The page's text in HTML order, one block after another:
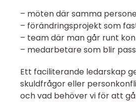
– möten där samma
– förändringsprojekt som
– team där man går runt
– medarbetare som blir
Ett faciliterande ledarskap
skuldfrågor eller
och vad behöver vi för att